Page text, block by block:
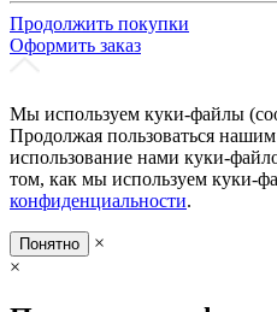
Продолжить покупки
Оформить заказ
Мы используем куки-файлы
Продолжая пользоваться
использование нами куки-
том, как мы используем куки-
конфиденциальности.
Понятно
×
×